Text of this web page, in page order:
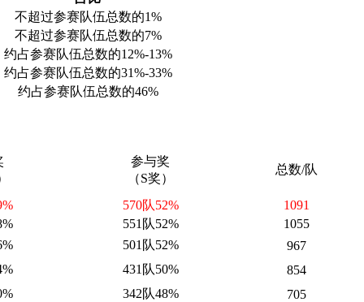
不超过参赛队伍总数的1%
不超过参赛队伍总数的7%
约占参赛队伍总数的12%-13%
约占参赛队伍总数的31%-33%
约占参赛队伍总数的46%
参与奖
（S奖）
总数/队
570队52%
1091
551 队52%
1055
501队52%
967
431队50%
854
342队48% 705